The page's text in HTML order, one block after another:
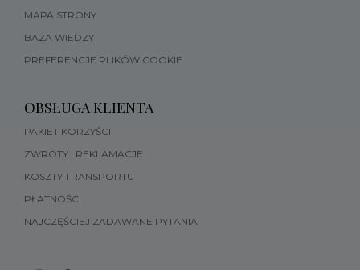
MAPA STRONY
BAZA WIEDZY
PREFERENCJE PLIKÓW COOKIE
OBSŁUGA KLIENTA
PAKIET KORZYŚCI
ZWROTY I REKLAMACJE
KOSZTY TRANSPORTU
PŁATNOŚCI
NAJCZĘŚCIEJ ZADAWANE PYTANIA